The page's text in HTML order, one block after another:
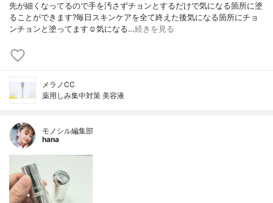
先が細くなってるので手を汚さずチョンとするだけで気になる箇所に塗
ることができます?毎日スキンケアを全て終えた後気になる箇所にチョ
ンチョンと塗ってます☺️気になる…続きを見る
メラノCC
薬用しみ集中対策 美容液
モノシル編集部
hana